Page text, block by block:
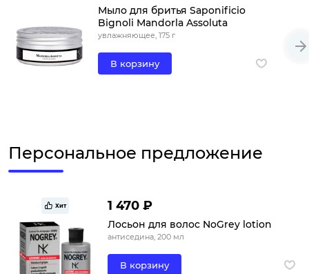
Мыло для бритья Saponificio
Bignoli Mandorla Assoluta
увлажняющее, 175 г
В корзину
Персональное предложение
Хит 1 470 ₽
Лосьон для волос NoGrey lotion
антиседина, 200 мл
В корзину